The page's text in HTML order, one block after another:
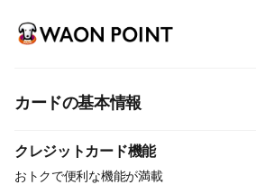
カードの基本情報
クレジットカード機能
おトクで便利な機能が満載